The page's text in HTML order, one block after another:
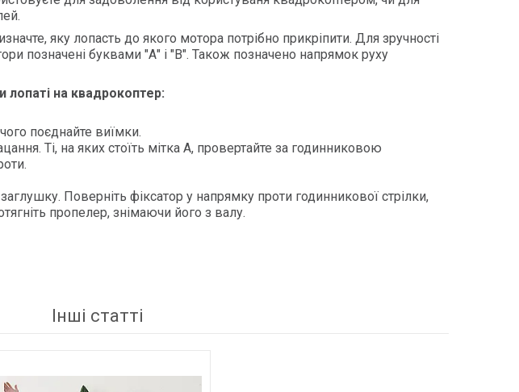
яку лопасть до якого мотора потрібно прикріпити. Для зручності
позначені буквами "А" і "B". Також позначено напрямок руху
лопаті на квадрокоптер:
поєднайте виїмки.
Ті, на яких стоїть мітка А, провертайте за годинниковою
Поверніть фіксатор у напрямку проти годинникової стрілки,
пропелер, знімаючи його з валу.
Інші статті